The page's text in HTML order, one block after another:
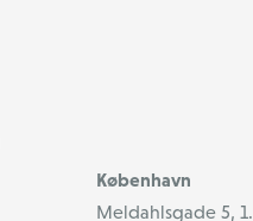
København
Meldahlsgade 5, 1.